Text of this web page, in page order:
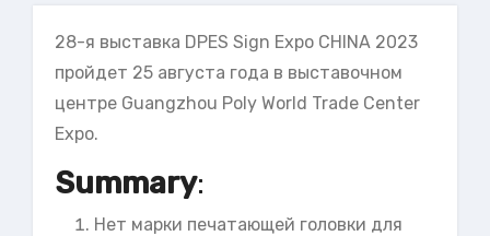
28-я выставка DPES Sign Expo CHINA 2023
пройдет 25 августа года в выставочном
центре Guangzhou Poly World Trade Center
Expo.
Summary:
Нет марки печатающей головки для